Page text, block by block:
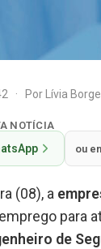
· Por Lívia
NOTÍCIA
ou
(08), a
para
de